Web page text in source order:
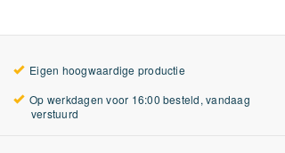
Eigen hoogwaardige productie
Op werkdagen voor 16:00 besteld, vandaag
verstuurd